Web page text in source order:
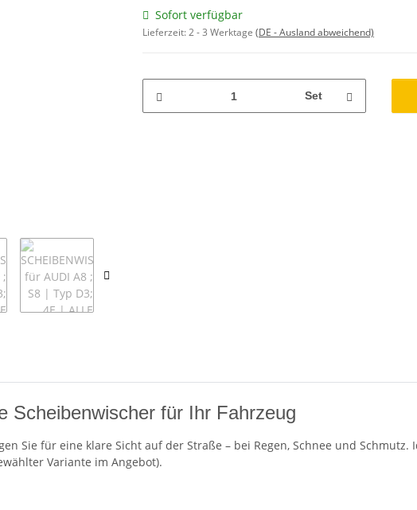
Sofort verfügbar
Lieferzeit:2 - 3 Werktage (DE - Ausland abweichend)
Set
Scheibenwischer für Ihr Fahrzeug
Sie für eine klare Sicht auf der Straße – bei Regen, Schnee und Schmutz.
Variante im Angebot).